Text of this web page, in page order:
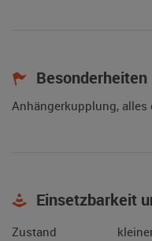
Besonderheiten
Anhängerkupplung, alles
Einsetzbarkeit
Zustand